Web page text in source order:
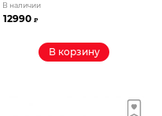
В наличии
12990₽
В корзину